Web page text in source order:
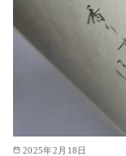
2025年2月18日